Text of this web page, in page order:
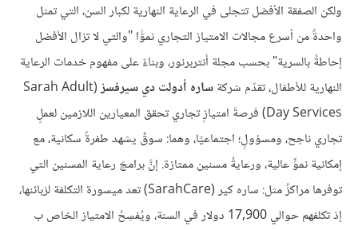
ولكن الصفقة الأفضل تتجلى في الرعاية النهارية لكبار السن، التي تمثل
واحدةً من أسرع مجالات الامتياز التجاري نموًّا "والتي لا تزال الأفضل
إحاطةً بالسرية" بحسب مجلة أنتربرنور، وبناءً على مفهوم خدمات الرعاية
النهارية للأطفال، تقدّم شركةساره أدولت دي سيرفسز (Sarah Adult
Day Services) فرصةَ امتيازٍ تجاري تحقق المعيارين اللازمين لعملٍ
تجاري ناجح، ومسؤولٍ؛ اجتماعيًا، وهما: سوقٌ يشهد طفرةً سكانية، مع
إمكانية نموٍّ عالية، ورعايةُ مسنين ممتازة. إنَّ برامجَ رعاية المسنين التي
توفرها مراكزُ مثل: ساره كير (SarahCare) تعد ميسورة التكلفة لزبائنها،
إذ تكلفهم حوالي 17,900 دولار في السنة، ويُفسِحُ الامتياز الخاص ب